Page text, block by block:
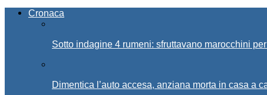
Cronaca
Sotto indagine 4 rumeni: sfruttavano marocchini
Dimentica l’auto accesa, anziana morta in casa a